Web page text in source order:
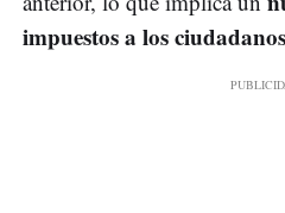
impuestos a los